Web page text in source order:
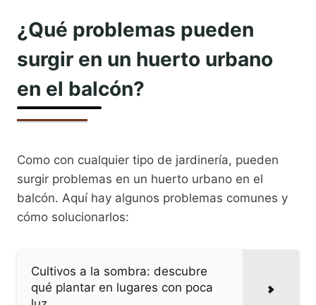
¿Qué problemas pueden
surgir en un huerto urbano
en el balcón?
Como con cualquier tipo de jardinería, pueden
surgir problemas en un huerto urbano en el
balcón. Aquí hay algunos problemas comunes y
cómo solucionarlos:
Cultivos a la sombra: descubre
qué plantar en lugares con poca